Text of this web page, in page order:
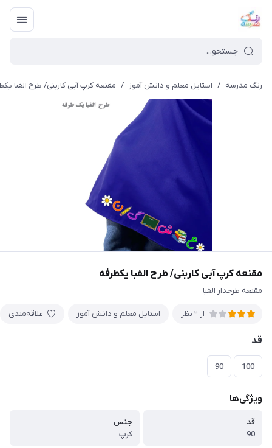
رنگ مدرسه / استایل معلم و دانش آموز / مقنعه کرپ آبی کاربنی/ طرح الفبا
مقنعه کرپ آبی کاربنی/ طرح الفبا یکطرفه
مقنعه طرحدار الفبا
از 2 نظر استایل معلم و دانش آموز علاقه‌مندی
قد
100
90
ویژگی‌ها
قد
90
جنس
کرپ